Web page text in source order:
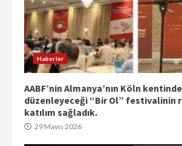
Haberler
AABF’nin Almanya’nın Köln kentinde
düzenleyeceği “Bir Ol” festivalinin
katılım sağladık.
29 Mayıs 2026